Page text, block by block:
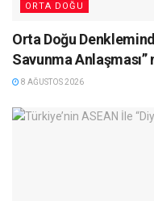
ORTA DOĞU
Orta Doğu
Savunma Anlaşması”
8 AĞUSTOS 2026